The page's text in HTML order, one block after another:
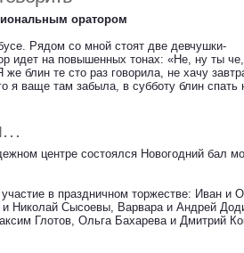
оратором
Рядом со мной стоят две девчушки-
идет на повышенных тонах: «Не, ну ты че,
блин те сто раз говорила, не хачу
я ваще там забыла, в субботу блин спать
центре состоялся Новогодний бал
в праздничном торжестве: Иван и
Николай Сысоевы, Варвара и Андрей
Глотов, Ольга Бахарева и Дмитрий